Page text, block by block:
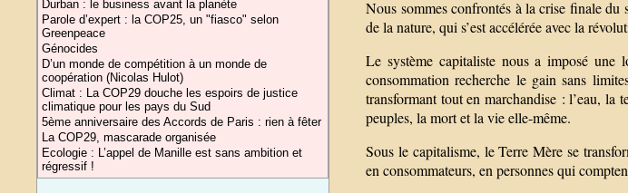
Durban : le business avant la planète
Parole d’expert : la COP25, un "fiasco" selon
Greenpeace
Génocides
D’un monde de compétition à un monde de
coopération (Nicolas Hulot)
Climat : La COP29 douche les espoirs de justice
climatique pour les pays du Sud
5ème anniversaire des Accords de Paris : rien à fêter
La COP29, mascarade organisée
Ecologie : L’appel de Manille est sans ambition et
régressif !
Nous sommes confrontés à la crise finale du
de la nature, qui s’est accélérée avec la
Le système capitaliste nous a imposé une
consommation recherche le gain sans
transformant tout en marchandise : l’eau, la
peuples, la mort et la vie elle-même.
Sous le capitalisme, le Terre Mère se
en consommateurs, en personnes qui